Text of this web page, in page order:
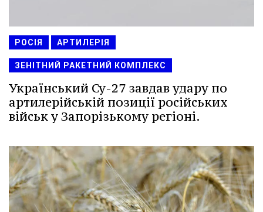
РОСІЯ АРТИЛЕРІЯ
ЗЕНІТНИЙ РАКЕТНИЙ КОМПЛЕКС
Український Су-27 завдав удару по
артилерійській позиції російських
військ у Запорізькому регіоні.